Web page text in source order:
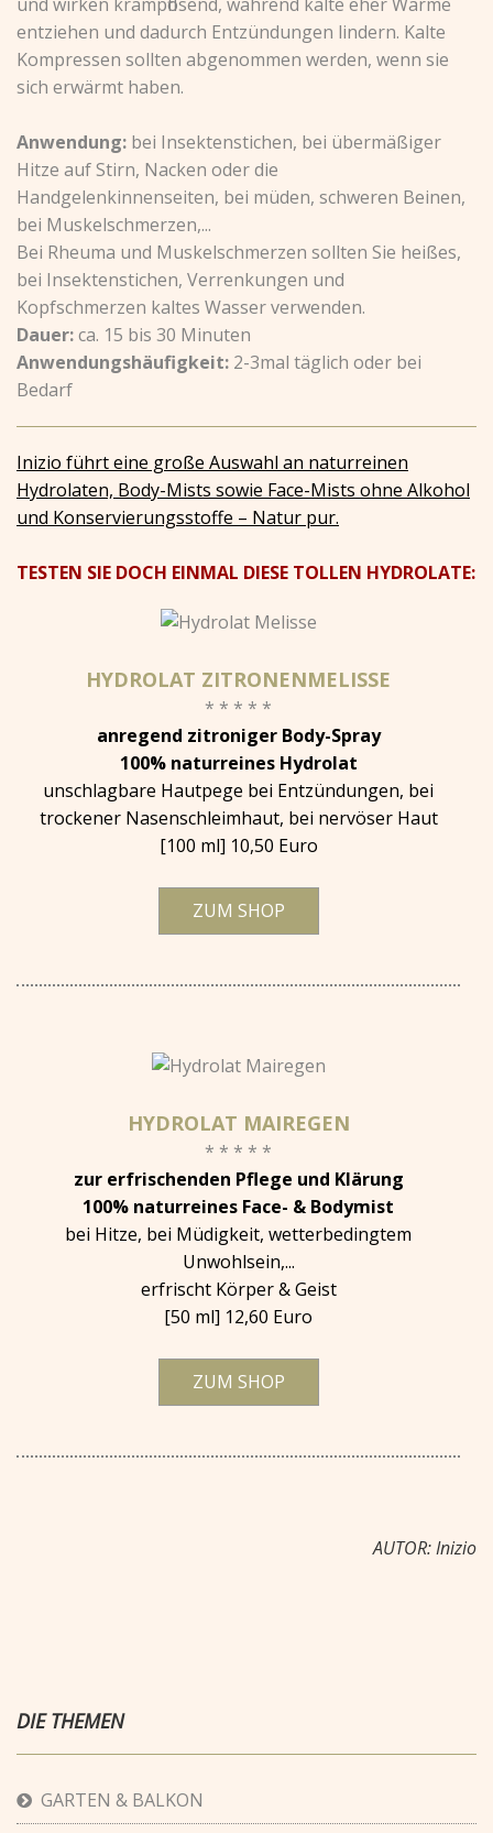
entziehen und dadurch Entzündungen lindern. Kalte
Kompressen sollten abgenommen werden, wenn sie
sich erwärmt haben.
Anwendung: bei Insektenstichen, bei übermäßiger
Hitze auf Stirn, Nacken oder die
Handgelenkinnenseiten, bei müden, schweren Beinen,
bei Muskelschmerzen,...
Bei Rheuma und Muskelschmerzen sollten Sie heißes,
bei Insektenstichen, Verrenkungen und
Kopfschmerzen kaltes Wasser verwenden.
Dauer:ca. 15 bis 30 Minuten
Anwendungshäufigkeit: 2-3mal täglich oder bei
Bedarf
Inizio führt eine große Auswahl an naturreinen
Hydrolaten, Body-Mists sowie Face-Mists ohne Alkohol
und Konservierungsstoffe – Natur pur.
TESTEN SIE DOCH EINMAL DIESE TOLLEN HYDROLATE:
HYDROLAT ZITRONENMELISSE
* * * * *
anregend zitroniger Body-Spray
100% naturreines Hydrolat
unschlagbare Hautpflege bei Entzündungen, bei
trockener Nasenschleimhaut, bei nervöser Haut
[100 ml] 10,50 Euro
ZUM SHOP
HYDROLAT MAIREGEN
* * * * *
zur erfrischenden Pflege und Klärung
100% naturreines Face- & Bodymist
bei Hitze, bei Müdigkeit, wetterbedingtem
Unwohlsein,...
erfrischt Körper & Geist
[50 ml] 12,60 Euro
ZUM SHOP
AUTOR: Inizio
DIE THEMEN
GARTEN & BALKON